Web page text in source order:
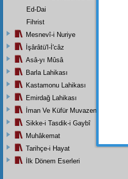
Ed-Dai
Fihrist
Mesnevî-i Nuriye
İşârâtü'l-İ'câz
Asâ-yı Mûsâ
Barla Lahikası
Kastamonu Lahikası
Emirdağ Lahikası
İman Ve Küfür Muvazeneleri
Sikke-i Tasdik-i Gaybî
Muhâkemat
Tarihçe-i Hayat
İlk Dönem Eserleri